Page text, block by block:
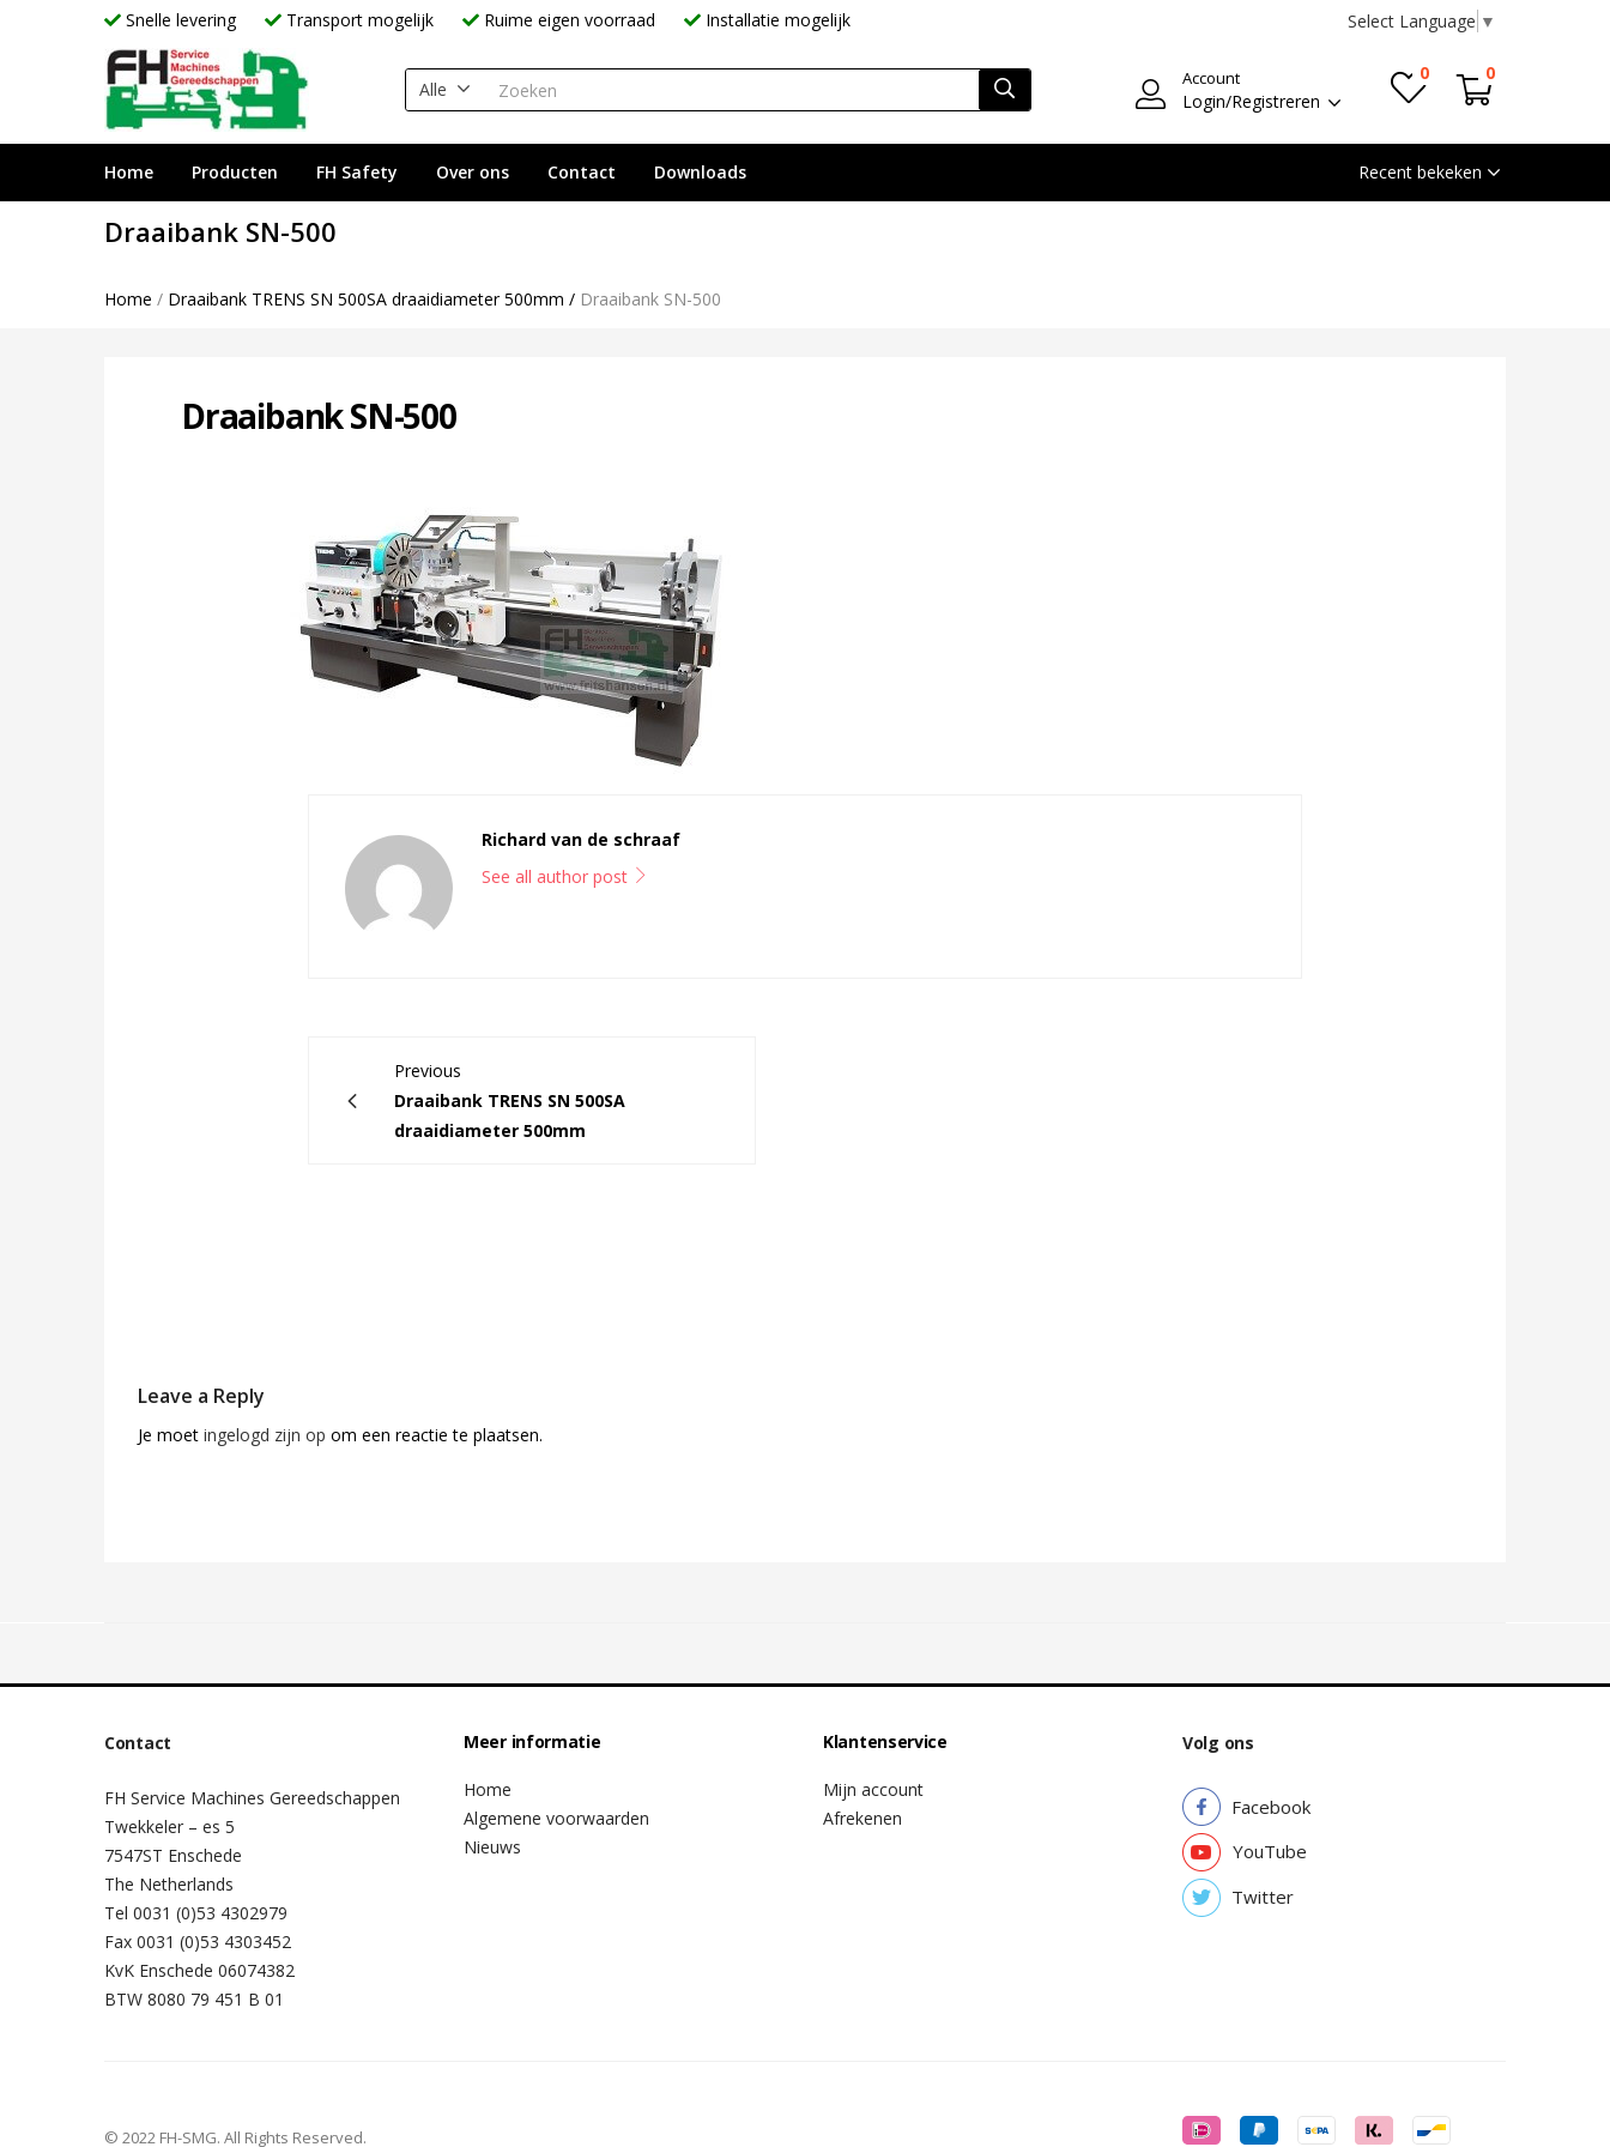
Snelle levering Transport mogelijk Ruime eigen voorraad Installatie mogelijk Select Language ▼
Alle
Account
Login/Registreren
0 0
Home Producten FH Safety Over ons Contact Downloads Recent bekeken
Draaibank SN-500
Home / Draaibank TRENS SN 500SA draaidiameter 500mm / Draaibank SN-500
Draaibank SN-500
Richard van de schraaf
See all author post
Previous
Draaibank TRENS SN 500SA
draaidiameter 500mm
Leave a Reply
Je moet ingelogd zijn op om een reactie te plaatsen.
Contact
FH Service Machines Gereedschappen
Twekkeler – es 5
7547ST Enschede
The Netherlands
Tel 0031 (0)53 4302979
Fax 0031 (0)53 4303452
KvK Enschede 06074382
BTW 8080 79 451 B 01
Meer informatie
Home
Algemene voorwaarden
Nieuws
Klantenservice
Mijn account
Afrekenen
Volg ons
Facebook
YouTube
Twitter
© 2022 FH-SMG. All Rights Reserved.